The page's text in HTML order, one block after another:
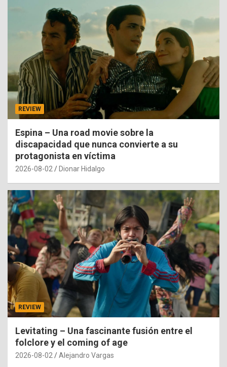
REVIEW
Espina – Una road movie sobre la
discapacidad que nunca convierte a su
protagonista en víctima
2026-08-02 Dionar Hidalgo
REVIEW
Levitating – Una fascinante fusión entre el
folclore y el coming of age
2026-08-02 Alejandro Vargas